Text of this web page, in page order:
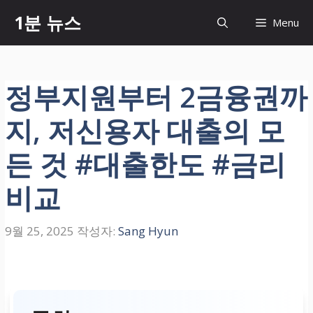
츠
너
뛰
기
1분 뉴스 Menu
정부지원부터 2금융권까
지, 저신용자 대출의 모
든 것 #대출한도 #금리
비교
9월 25, 2025 작성자: Sang Hyun